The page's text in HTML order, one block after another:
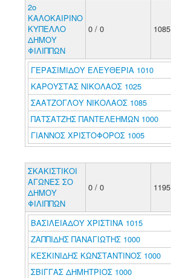
2ο
ΚΑΛΟΚΑΙΡΙΝΟ
ΚΥΠΕΛΛΟ
ΔΗΜΟΥ
ΦΙΛΙΠΠΩΝ
0 / 0 1085
ΓΕΡΑΣΙΜΙΔΟΥ ΕΛΕΥΘΕΡΙΑ 1010
ΚΑΡΟΥΣΤΑΣ ΝΙΚΟΛΑΟΣ 1025
ΣΑΑΤΖΟΓΛΟΥ ΝΙΚΟΛΑΟΣ 1085
ΠΑΤΣΑΤΖΗΣ ΠΑΝΤΕΛΕΗΜΩΝ 1000
ΓΙΑΝΝΟΣ ΧΡΙΣΤΟΦΟΡΟΣ 1005
ΣΚΑΚΙΣΤΙΚΟΙ
ΑΓΩΝΕΣ ΣΟ
ΔΗΜΟΥ
ΦΙΛΙΠΠΩΝ
0 / 0 1195
ΒΑΣΙΛΕΙΑΔΟΥ ΧΡΙΣΤΙΝΑ 1015
ΖΑΠΠΙΔΗΣ ΠΑΝΑΓΙΩΤΗΣ 1000
ΚΕΣΚΙΝΙΔΗΣ ΚΩΝΣΤΑΝΤΙΝΟΣ 1000
ΣΒΙΓΓΑΣ ΔΗΜΗΤΡΙΟΣ 1000